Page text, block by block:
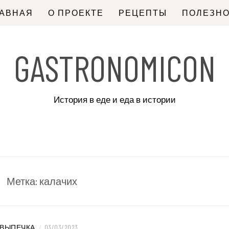
О ПРОЕКТЕ РЕЦЕПТЫ
GASTRONOMICON
История в еде и еда в истории
Метка: калачих
ВЫПЕЧКА 03/03/2023